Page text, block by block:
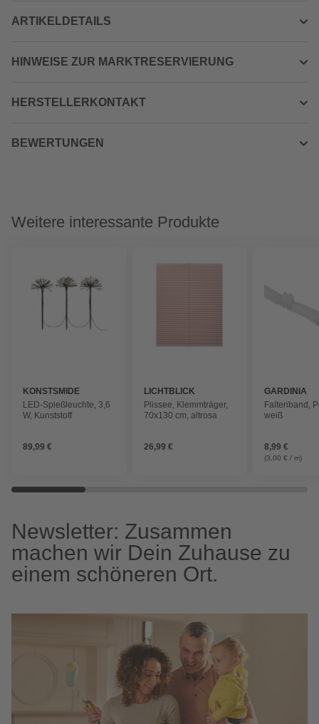
ARTIKELDETAILS
HINWEISE ZUR MARKTRESERVIERUNG
HERSTELLERKONTAKT
BEWERTUNGEN
Weitere interessante Produkte
KONSTSMIDE
LED-Spießleuchte, 3,6
W, Kunststoff
89,99 €
LICHTBLICK
Plissee, Klemmträger,
70x130 cm, altrosa
26,99 €
GARDINIA
Faltenband,
weiß
8,99 €
(3,00 € / m)
Newsletter: Zusammen
machen wir Dein Zuhause zu
einem schöneren Ort.